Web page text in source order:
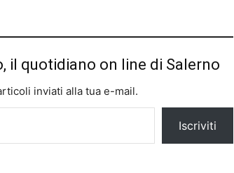
il quotidiano on line di Salerno
inviati alla tua e-mail.
Iscriviti